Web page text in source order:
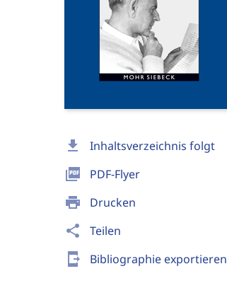
download Inhaltsverzeichnis folgt
picture_as_pdf PDF-Flyer
print Drucken
share Teilen
send_to_mobile Bibliographie exportieren